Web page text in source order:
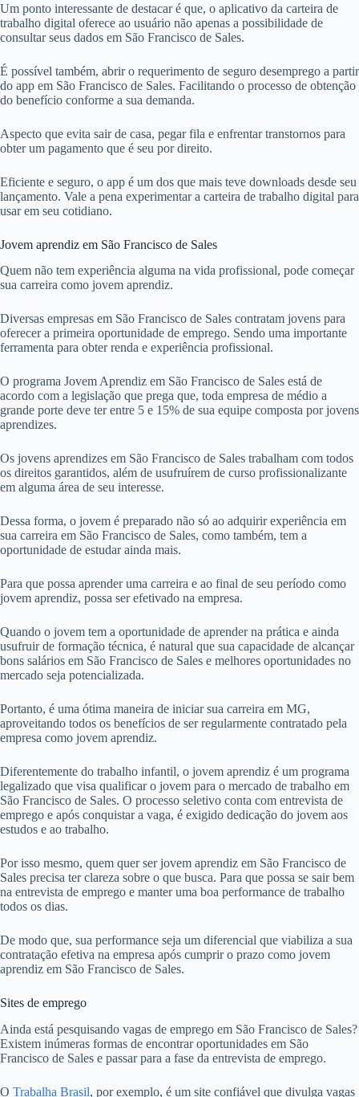
Um ponto interessante de destacar é que, o aplicativo da carteira de
trabalho digital oferece ao usuário não apenas a possibilidade de
consultar seus dados em São Francisco de Sales.
É possível também, abrir o requerimento de seguro desemprego a partir
do app em São Francisco de Sales. Facilitando o processo de obtenção
do benefício conforme a sua demanda.
Aspecto que evita sair de casa, pegar fila e enfrentar transtornos para
obter um pagamento que é seu por direito.
Eficiente e seguro, o app é um dos que mais teve downloads desde seu
lançamento. Vale a pena experimentar a carteira de trabalho digital para
usar em seu cotidiano.
Jovem aprendiz em São Francisco de Sales
Quem não tem experiência alguma na vida profissional, pode começar
sua carreira como jovem aprendiz.
Diversas empresas em São Francisco de Sales contratam jovens para
oferecer a primeira oportunidade de emprego. Sendo uma importante
ferramenta para obter renda e experiência profissional.
O programa Jovem Aprendiz em São Francisco de Sales está de
acordo com a legislação que prega que, toda empresa de médio a
grande porte deve ter entre 5 e 15% de sua equipe composta por jovens
aprendizes.
Os jovens aprendizes em São Francisco de Sales trabalham com todos
os direitos garantidos, além de usufruírem de curso profissionalizante
em alguma área de seu interesse.
Dessa forma, o jovem é preparado não só ao adquirir experiência em
sua carreira em São Francisco de Sales, como também, tem a
oportunidade de estudar ainda mais.
Para que possa aprender uma carreira e ao final de seu período como
jovem aprendiz, possa ser efetivado na empresa.
Quando o jovem tem a oportunidade de aprender na prática e ainda
usufruir de formação técnica, é natural que sua capacidade de alcançar
bons salários em São Francisco de Sales e melhores oportunidades no
mercado seja potencializada.
Portanto, é uma ótima maneira de iniciar sua carreira em MG,
aproveitando todos os benefícios de ser regularmente contratado pela
empresa como jovem aprendiz.
Diferentemente do trabalho infantil, o jovem aprendiz é um programa
legalizado que visa qualificar o jovem para o mercado de trabalho em
São Francisco de Sales. O processo seletivo conta com entrevista de
emprego e após conquistar a vaga, é exigido dedicação do jovem aos
estudos e ao trabalho.
Por isso mesmo, quem quer ser jovem aprendiz em São Francisco de
Sales precisa ter clareza sobre o que busca. Para que possa se sair bem
na entrevista de emprego e manter uma boa performance de trabalho
todos os dias.
De modo que, sua performance seja um diferencial que viabiliza a sua
contratação efetiva na empresa após cumprir o prazo como jovem
aprendiz em São Francisco de Sales.
Sites de emprego
Ainda está pesquisando vagas de emprego em São Francisco de Sales?
Existem inúmeras formas de encontrar oportunidades em São
Francisco de Sales e passar para a fase da entrevista de emprego.
O Trabalha Brasil, por exemplo, é um site confiável que divulga vagas